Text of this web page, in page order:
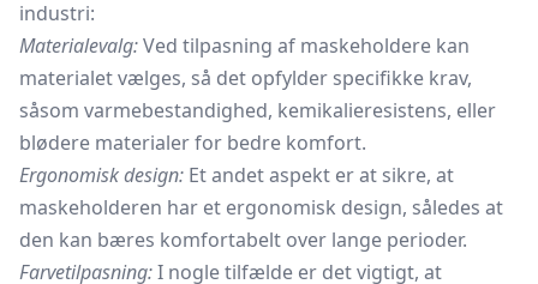
industri:
Materialevalg:Ved tilpasning af maskeholdere kan
materialet vælges, så det opfylder specifikke krav,
såsom varmebestandighed, kemikalieresistens, eller
blødere materialer for bedre komfort.
Ergonomisk design: Et andet aspekt er at sikre, at
maskeholderen har et ergonomisk design, således at
den kan bæres komfortabelt over lange perioder.
Farvetilpasning:I nogle tilfælde er det vigtigt, at